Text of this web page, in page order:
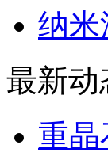
纳米
最新动
重